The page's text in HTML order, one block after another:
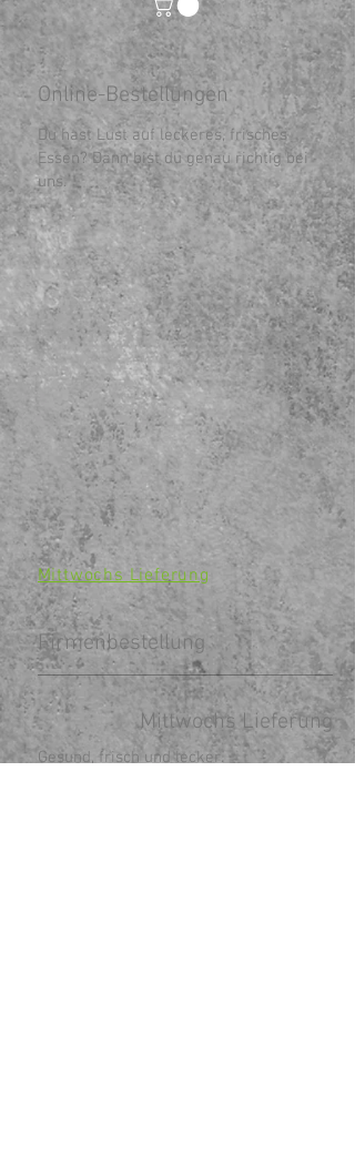
Online-Bestellungen
Du hast Lust auf leckeres, frisches
Essen? Dann bist du genau richtig bei
uns.
Firmenbestellung
Mittwochs Lieferung
Gesund, frisch und lecker.
Mittwochs Lieferung